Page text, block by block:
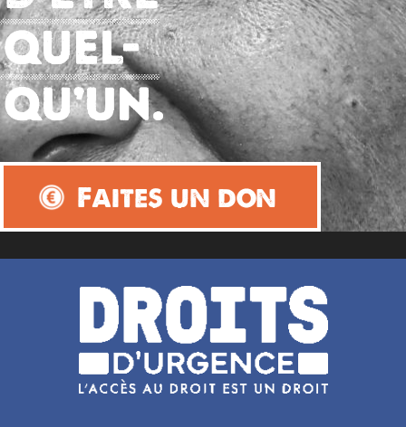
Faites un don